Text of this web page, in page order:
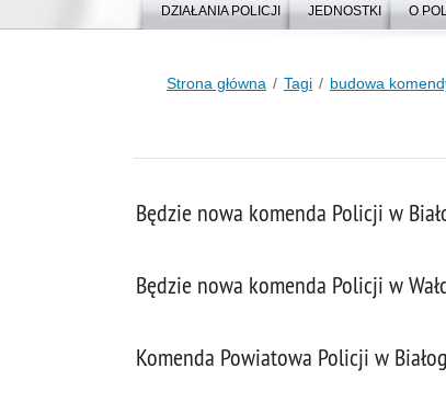
DZIAŁANIA POLICJI JEDNOSTKI O
Strona główna Tagi budowa
Będzie nowa komenda Policji w
Będzie nowa komenda Policji w
Komenda Powiatowa Policji w